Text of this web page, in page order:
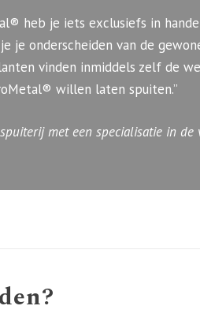
heb je iets exclusiefs in
je onderscheiden van de
vinden inmiddels zelf de
willen laten spuiten.”
met een specialisatie in de